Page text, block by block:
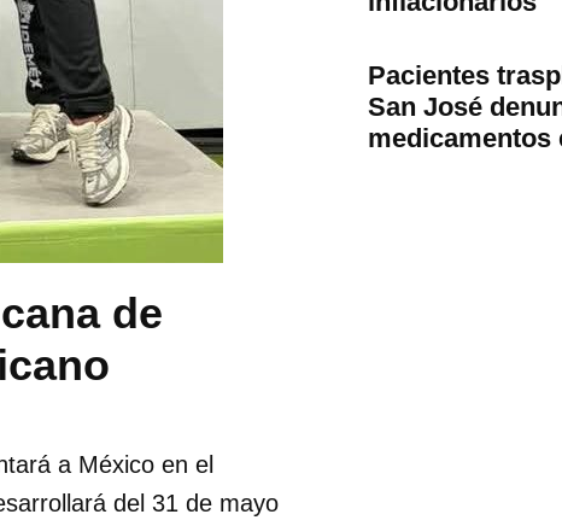
de
a México en el
del 31 de mayo
Pacientes
San José
medicamentos